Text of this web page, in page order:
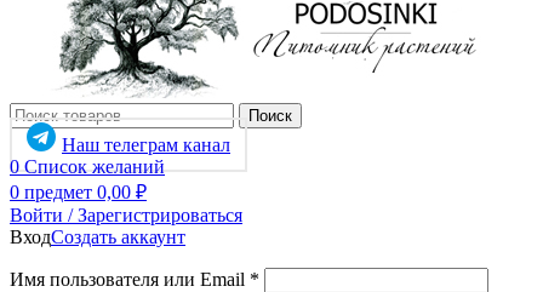
Поиск
Наш телеграм канал
0 Список желаний
0 предмет 0,00 ₽
Войти / Зарегистрироваться
ВходСоздать аккаунт
Имя пользователя или Email *